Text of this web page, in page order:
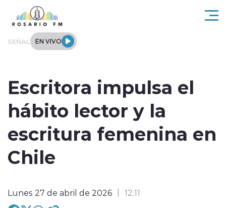
Click acá para ir directamente al contenido
SEÑAL EN VIVO
Regionales
Tendencias
Deportes
Escritora impulsa el
hábito lector y la
escritura femenina en
Chile
Lunes 27 de abril de 2026 12:11